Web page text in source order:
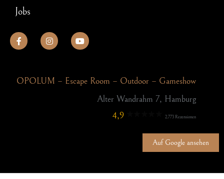
Jobs
OPOLUM – Escape Room – Outdoor – Gameshow
Alter Wandrahm 7, Hamburg
4,9
2.773 Rezensionen
Auf Google ansehen